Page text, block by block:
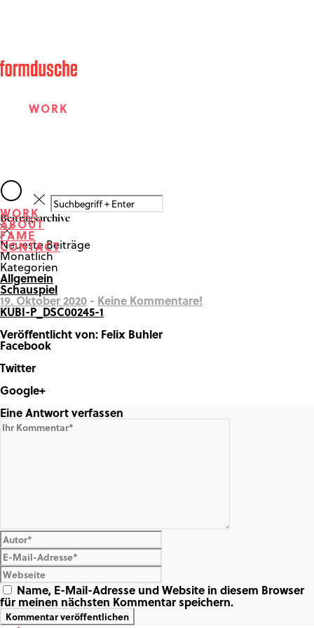
WORK
FAME
CONTACT
WORK
ABOUT
FAME
CONTACT
Beitragsarchive
Neueste Beiträge
Monatlich
Kategorien
Allgemein
Schauspiel
19. Oktober 2020 - Keine Kommentare!
KUBI-P_DSC00245-1
Veröffentlicht von: Felix Buhler
Facebook
Twitter
Google+
Share on Google+
Eine Antwort verfassen
Name, E-Mail-Adresse und Website in diesem Browser
für meinen nächsten Kommentar speichern.